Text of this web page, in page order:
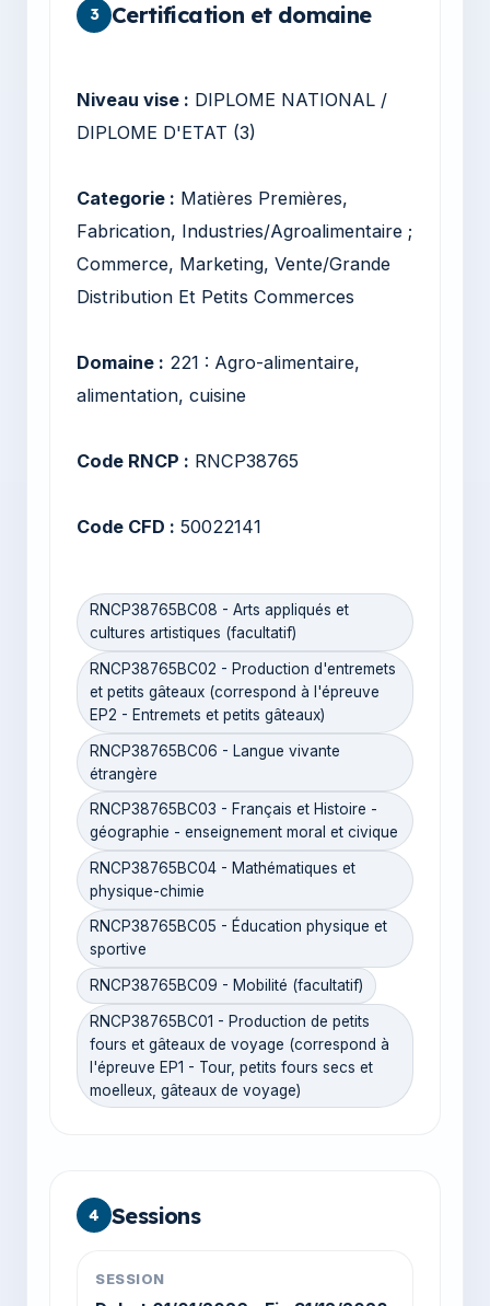
3 Certification et domaine
Niveau vise : DIPLOME NATIONAL /
DIPLOME D'ETAT (3)
Categorie : Matières Premières,
Fabrication, Industries/Agroalimentaire ;
Commerce, Marketing, Vente/Grande
Distribution Et Petits Commerces
Domaine : 221 : Agro-alimentaire,
alimentation, cuisine
Code RNCP : RNCP38765
Code CFD : 50022141
RNCP38765BC08 - Arts appliqués et
cultures artistiques (facultatif)
RNCP38765BC02 - Production d'entremets
et petits gâteaux (correspond à l'épreuve
EP2 - Entremets et petits gâteaux)
RNCP38765BC06 - Langue vivante
étrangère
RNCP38765BC03 - Français et Histoire -
géographie - enseignement moral et civique
RNCP38765BC04 - Mathématiques et
physique-chimie
RNCP38765BC05 - Éducation physique et
sportive
RNCP38765BC09 - Mobilité (facultatif)
RNCP38765BC01 - Production de petits
fours et gâteaux de voyage (correspond à
l'épreuve EP1 - Tour, petits fours secs et
moelleux, gâteaux de voyage)
4 Sessions
SESSION